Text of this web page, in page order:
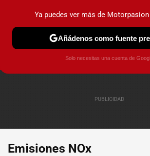
PRUEBAS COCHES ELÉCTRICOS
Emisiones NOx
Ya puedes ver más de
Añádenos como fuente
Solo necesitas una cuenta de